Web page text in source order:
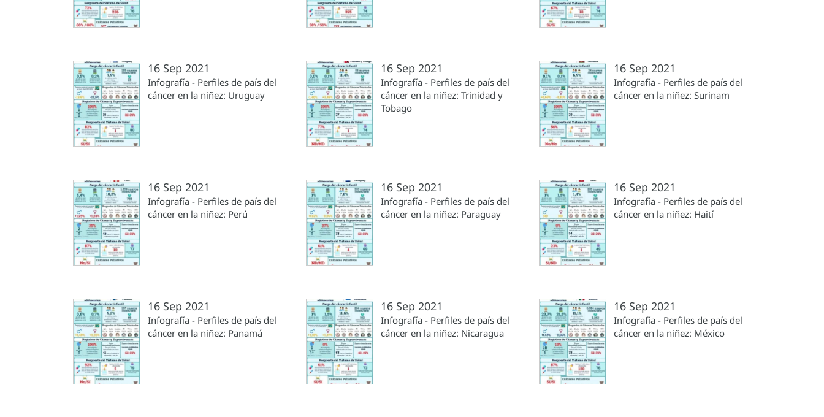
16 Sep 2021
Infografía - Perfiles de país del
cáncer en la niñez: Uruguay
16 Sep 2021
Infografía - Perfiles de país del
cáncer en la niñez: Trinidad y
Tobago
16 Sep 2021
Infografía - Perfiles de país del
cáncer en la niñez: Surinam
16 Sep 2021
Infografía - Perfiles de país del
cáncer en la niñez: Perú
16 Sep 2021
Infografía - Perfiles de país del
cáncer en la niñez: Paraguay
16 Sep 2021
Infografía - Perfiles de país del
cáncer en la niñez: Haití
16 Sep 2021
Infografía - Perfiles de país del
cáncer en la niñez: Panamá
16 Sep 2021
Infografía - Perfiles de país del
cáncer en la niñez: Nicaragua
16 Sep 2021
Infografía - Perfiles de país del
cáncer en la niñez: México